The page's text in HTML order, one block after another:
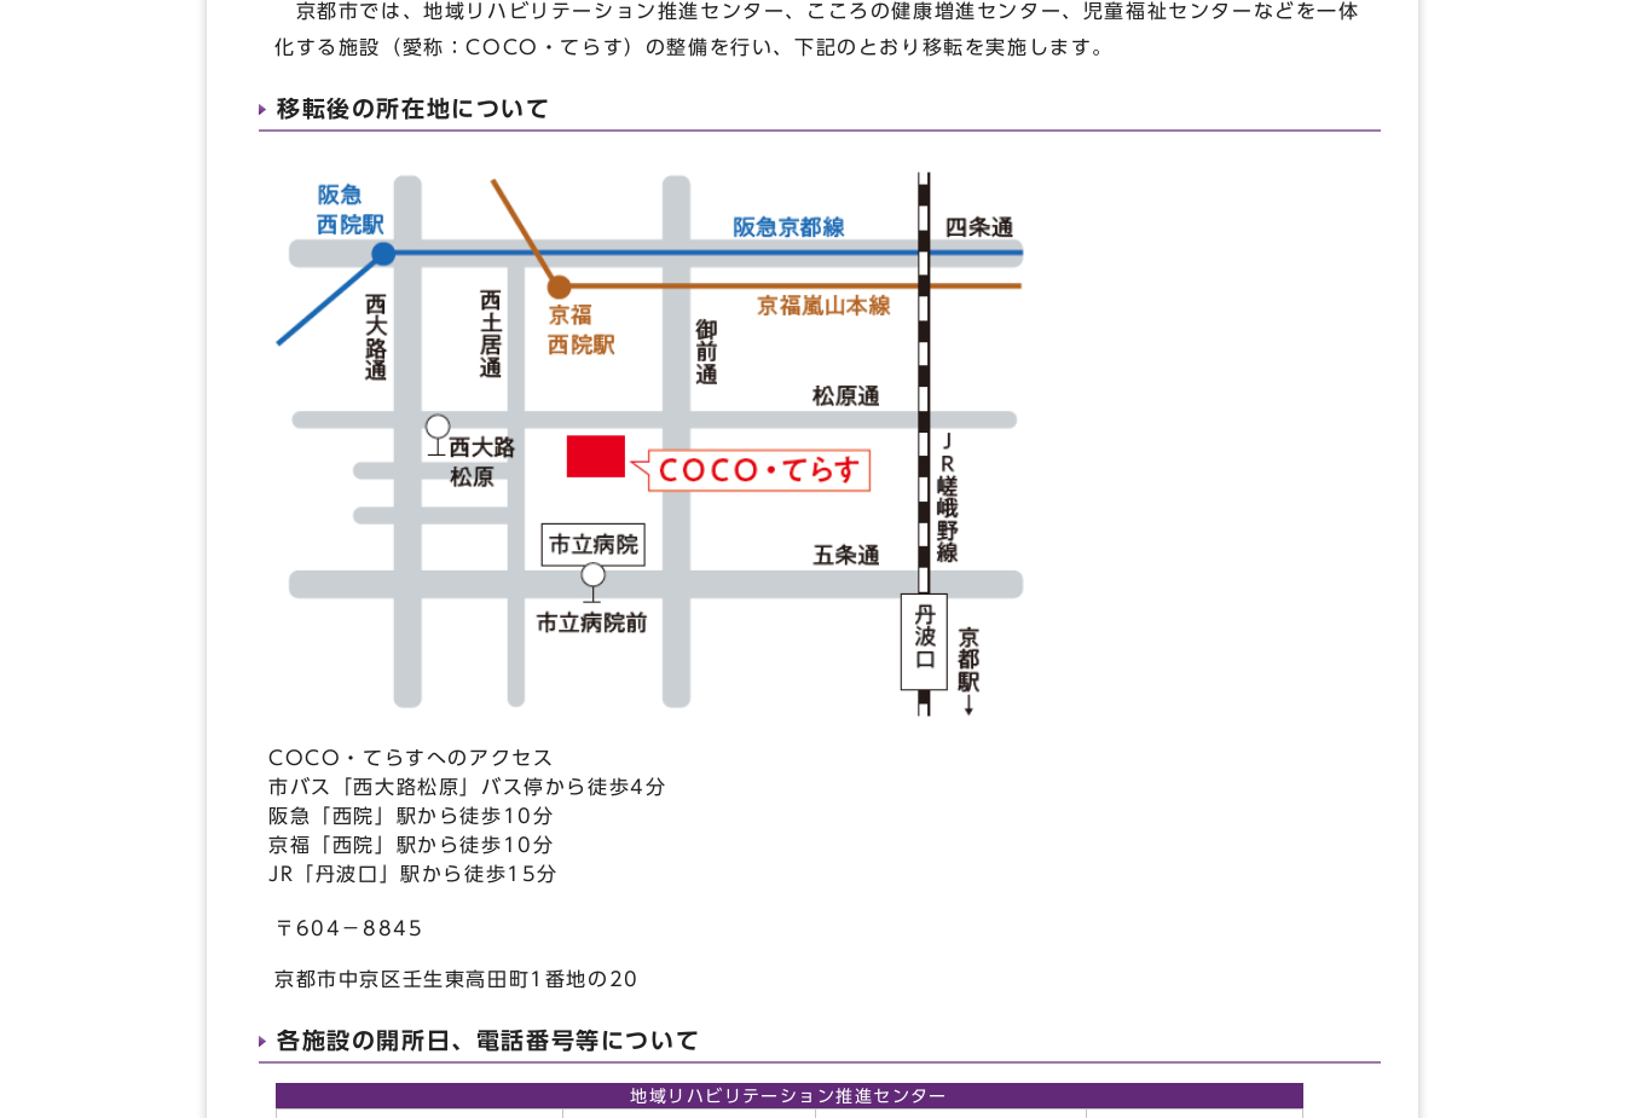
京都市では、地域リハビリテーション推進センター、こころの健康増進センター、児童福祉センターなどを一体
化する施設（愛称：COCO・てらす）の整備を行い、下記のとおり移転を実施します。
移転後の所在地について
COCO・てらすへのアクセス
市バス「西大路松原」バス停から徒歩4分
阪急「西院」駅から徒歩10分
京福「西院」駅から徒歩10分
JR「丹波口」駅から徒歩15分
〒604－8845
京都市中京区壬生東高田町1番地の20
各施設の開所日、電話番号等について
地域リハビリテーション推進センター